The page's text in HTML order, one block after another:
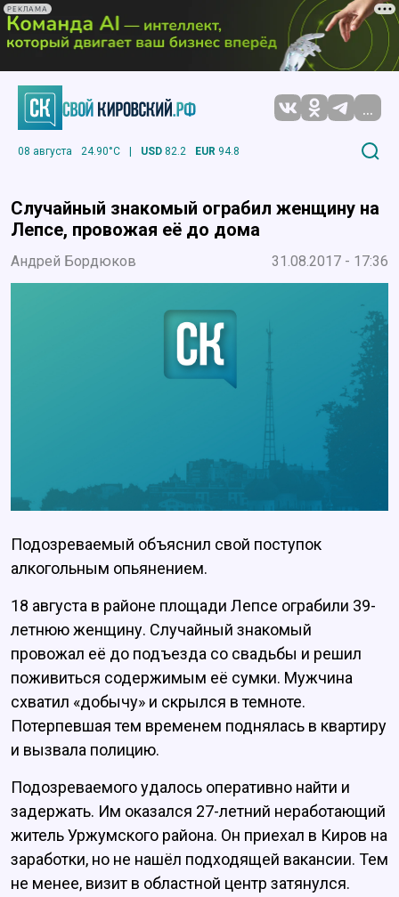
РЕКЛАМА
...
08 августа 24.90°C | USD 82.2 EUR 94.8
Случайный знакомый ограбил женщину на
Лепсе, провожая её до дома
Андрей Бордюков 31.08.2017 - 17:36
Подозреваемый объяснил свой поступок
алкогольным опьянением.
18 августа в районе площади Лепсе ограбили 39-
летнюю женщину. Случайный знакомый
провожал её до подъезда со свадьбы и решил
поживиться содержимым её сумки. Мужчина
схватил «добычу» и скрылся в темноте.
Потерпевшая тем временем поднялась в квартиру
и вызвала полицию.
Подозреваемого удалоcь оперативно найти и
задержать. Им оказался 27-летний неработающий
житель Уржумского района. Он приехал в Киров на
заработки, но не нашёл подходящей вакансии. Тем
не менее, визит в областной центр затянулся.